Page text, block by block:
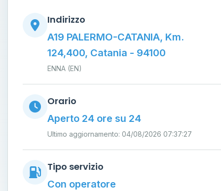
Indirizzo
A19 PALERMO-CATANIA, Km.
124,400, Catania - 94100
ENNA (EN)
Orario
Aperto 24 ore su 24
Ultimo aggiornamento: 04/08/2026 07:37:27
Tipo servizio
Con operatore